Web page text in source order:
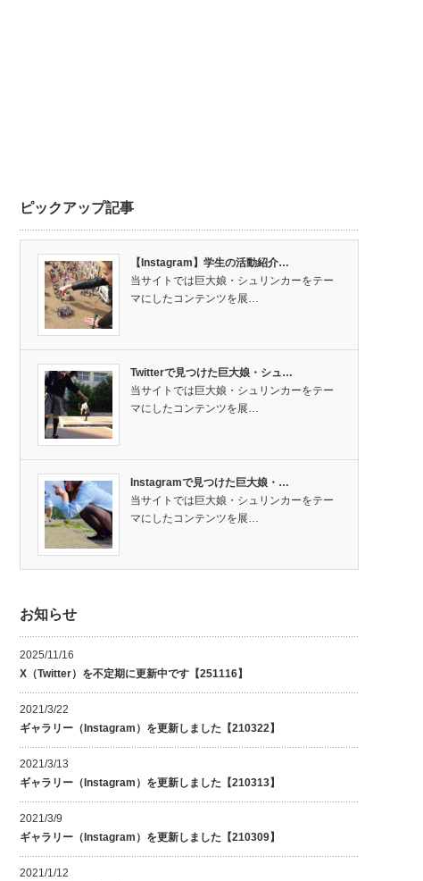
ピックアップ記事
【Instagram】学生の活動紹介…
当サイトでは巨大娘・シュリンカーをテー
マにしたコンテンツを展…
Twitterで見つけた巨大娘・シュ…
当サイトでは巨大娘・シュリンカーをテー
マにしたコンテンツを展…
Instagramで見つけた巨大娘・…
当サイトでは巨大娘・シュリンカーをテー
マにしたコンテンツを展…
お知らせ
2025/11/16
X（Twitter）を不定期に更新中です【251116】
2021/3/22
ギャラリー（Instagram）を更新しました【210322】
2021/3/13
ギャラリー（Instagram）を更新しました【210313】
2021/3/9
ギャラリー（Instagram）を更新しました【210309】
2021/1/12